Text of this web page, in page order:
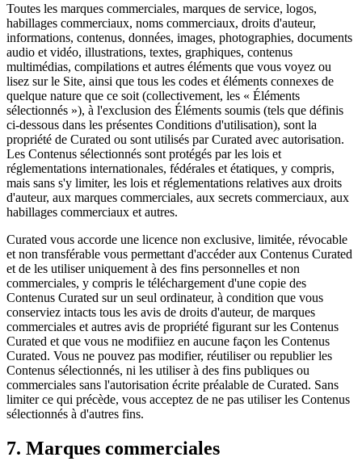
Toutes les marques commerciales, marques de service, logos,
habillages commerciaux, noms commerciaux, droits d'auteur,
informations, contenus, données, images, photographies, documents
audio et vidéo, illustrations, textes, graphiques, contenus
multimédias, compilations et autres éléments que vous voyez ou
lisez sur le Site, ainsi que tous les codes et éléments connexes de
quelque nature que ce soit (collectivement, les « Éléments
sélectionnés »), à l'exclusion des Éléments soumis (tels que définis
ci-dessous dans les présentes Conditions d'utilisation), sont la
propriété de Curated ou sont utilisés par Curated avec autorisation.
Les Contenus sélectionnés sont protégés par les lois et
réglementations internationales, fédérales et étatiques, y compris,
mais sans s'y limiter, les lois et réglementations relatives aux droits
d'auteur, aux marques commerciales, aux secrets commerciaux, aux
habillages commerciaux et autres.
Curated vous accorde une licence non exclusive, limitée, révocable
et non transférable vous permettant d'accéder aux Contenus Curated
et de les utiliser uniquement à des fins personnelles et non
commerciales, y compris le téléchargement d'une copie des
Contenus Curated sur un seul ordinateur, à condition que vous
conserviez intacts tous les avis de droits d'auteur, de marques
commerciales et autres avis de propriété figurant sur les Contenus
Curated et que vous ne modifiiez en aucune façon les Contenus
Curated. Vous ne pouvez pas modifier, réutiliser ou republier les
Contenus sélectionnés, ni les utiliser à des fins publiques ou
commerciales sans l'autorisation écrite préalable de Curated. Sans
limiter ce qui précède, vous acceptez de ne pas utiliser les Contenus
sélectionnés à d'autres fins.
7. Marques commerciales